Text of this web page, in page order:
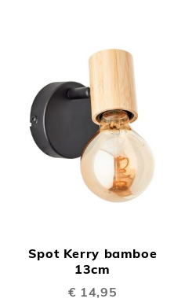
Spot Kerry bamboe
13cm
€ 14,95